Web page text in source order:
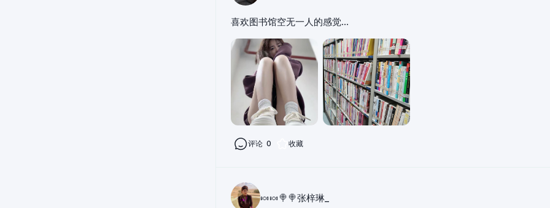
喜欢图书馆空无一人的感觉…
评论 0 收藏
🍬🍬🍭🍭张梓琳_